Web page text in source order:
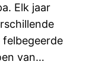
Elk jaar
felbegeerde
van…